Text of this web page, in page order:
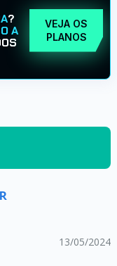
?
A
VEJA OS
PLANOS
13/05/2024